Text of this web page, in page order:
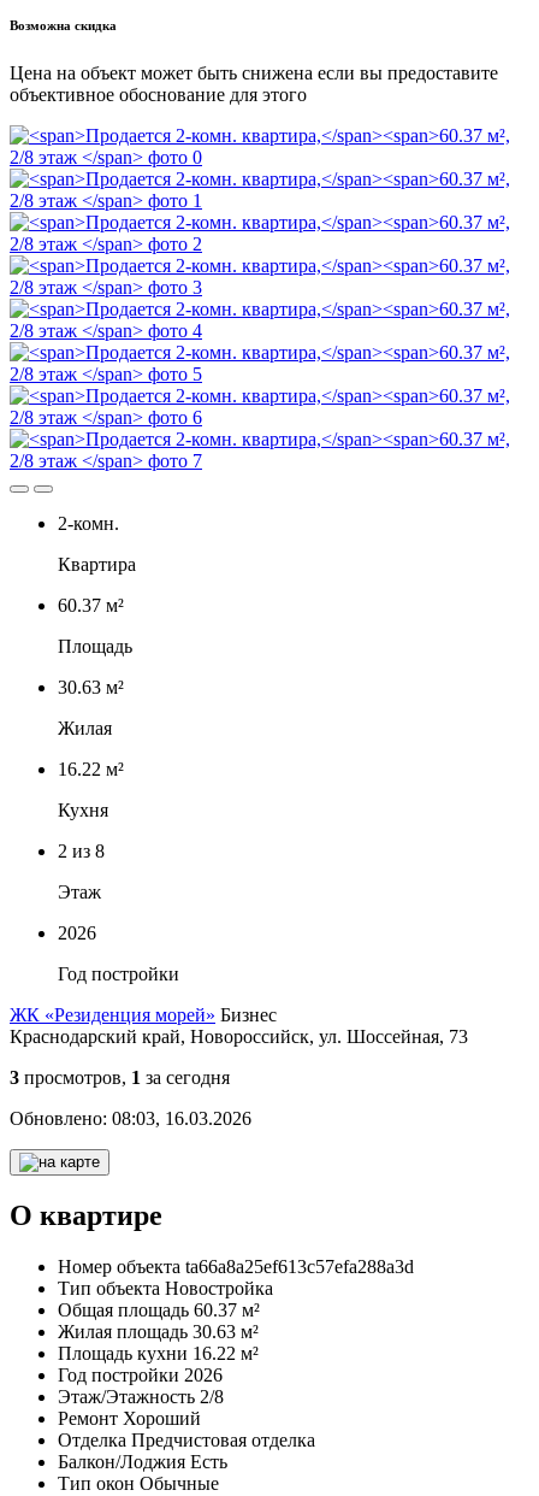
Возможна скидка
Цена на объект может быть снижена если вы предоставите
объективное обоснование для этого
2-комн.
Квартира
60.37 м²
Площадь
30.63 м²
Жилая
16.22 м²
Кухня
2 из 8
Этаж
2026
Год постройки
ЖК «Резиденция морей» Бизнес
Краснодарский край, Новороссийск, ул. Шоссейная, 73
3 просмотров, 1 за сегодня
Обновлено: 08:03, 16.03.2026
О квартире
Номер объекта ta66a8a25ef613c57efa288a3d
Тип объекта Новостройка
Общая площадь 60.37 м²
Жилая площадь 30.63 м²
Площадь кухни 16.22 м²
Год постройки 2026
Этаж/Этажность 2/8
Ремонт Хороший
Отделка Предчистовая отделка
Балкон/Лоджия Есть
Тип окон Обычные